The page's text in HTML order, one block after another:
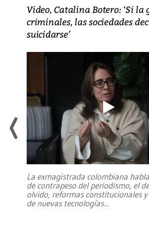
Video, Catalina Botero: ‘Si la
criminales, las sociedades
suicidarse’
La exmagistrada colombiana
de contrapeso del periodismo, el
olvido, reformas constitucionales
de nuevas tecnologías...